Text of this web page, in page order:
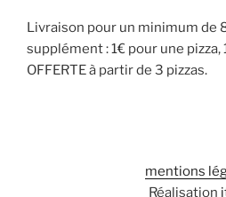
Livraison pour un minimum de
supplément : 1€ pour une pizza,
OFFERTE à partir de 3 pizzas.
mentions
Réalisation